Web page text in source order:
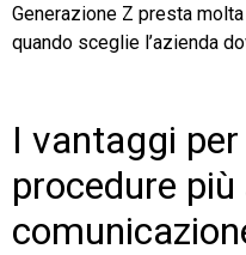
Generazione Z presta
quando sceglie l’azienda
I vantaggi
procedure